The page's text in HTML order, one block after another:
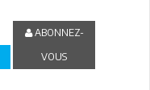
ABONNEZ-
VOUS